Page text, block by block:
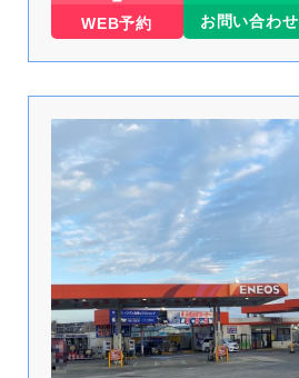
WEB予約 お問い合わせ